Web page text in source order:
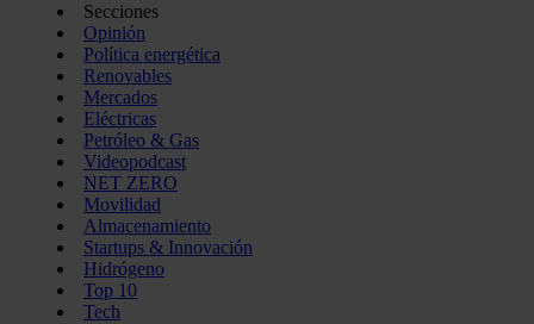
Secciones
Opinión
Política energética
Renovables
Mercados
Eléctricas
Petróleo & Gas
Videopodcast
NET ZERO
Movilidad
Almacenamiento
Startups & Innovación
Hidrógeno
Top 10
Tech